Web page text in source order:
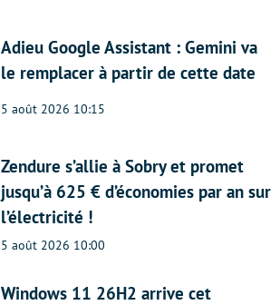
Adieu Google Assistant : Gemini va
le remplacer à partir de cette date
5 août 2026 10:15
Zendure s’allie à Sobry et promet
jusqu’à 625 € d’économies par an sur
l’électricité !
5 août 2026 10:00
Windows 11 26H2 arrive cet